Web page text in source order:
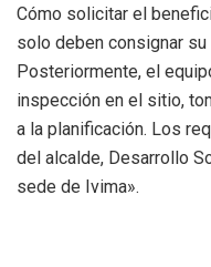
Cómo solicitar el
solo deben consignar
Posteriormente, el
inspección en el sitio,
a la planificación. Los
del alcalde, Desarrollo
sede de Ivima».